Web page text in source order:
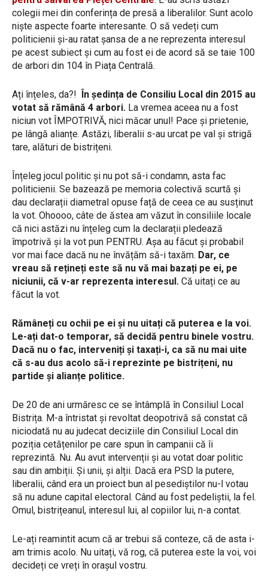
colegii mei din conferința de presă a liberalilor. Sunt acolo
niște aspecte foarte interesante. O să vedeți cum
politicienii și-au ratat șansa de a ne reprezenta interesul
pe acest subiect și cum au fost ei de acord să se taie 100
de arbori din 104 în Piața Centrală.
Ați înțeles, da?! În ședința de Consiliu Local din 2015 au
votat să rămână 4 arbori. La vremea aceea nu a fost
niciun vot ÎMPOTRIVĂ, nici măcar unul! Pace și prietenie,
pe lângă alianțe. Astăzi, liberalii s-au urcat pe val și strigă
tare, alături de bistrițeni.
Înțeleg jocul politic și nu pot să-i condamn, asta fac
politicienii. Se bazează pe memoria colectivă scurtă și
dau declarații diametral opuse față de ceea ce au susținut
la vot. Ohoooo, câte de ăstea am văzut în consiliile locale
că nici astăzi nu înțeleg cum la declarații pledează
împotrivă și la vot pun PENTRU. Așa au făcut și probabil
vor mai face dacă nu ne învățăm să-i taxăm. Dar, ce
vreau să rețineți este să nu vă mai bazați pe ei, pe
niciunii, că v-ar reprezenta interesul. Că uitați ce au
făcut la vot.
Rămâneți cu ochii pe ei și nu uitați că puterea e la voi.
Le-ați dat-o temporar, să decidă pentru binele vostru.
Dacă nu o fac, interveniți și taxați-i, ca să nu mai uite
că s-au dus acolo să-i reprezinte pe bistrițeni, nu
partide și alianțe politice.
De 20 de ani urmăresc ce se întâmplă în Consiliul Local
Bistrița. M-a întristat și revoltat deopotrivă să constat că
niciodată nu au judecat deciziile din Consiliul Local din
poziția cetățenilor pe care spun în campanii că îi
reprezintă. Nu. Au avut intervenții și au votat doar politic
sau din ambiții. Și unii, și alții. Dacă era PSD la putere,
liberalii, când era un proiect bun al pesediștilor nu-l votau
să nu adune capital electoral. Când au fost pedeliștii, la fel.
Omul, bistrițeanul, interesul lui, al copiilor lui, n-a contat.
Le-ați reamintit acum că ar trebui să conteze, că de asta i-
am trimis acolo. Nu uitați, vă rog, că puterea este la voi, voi
decideți ce vreți în orașul vostru.